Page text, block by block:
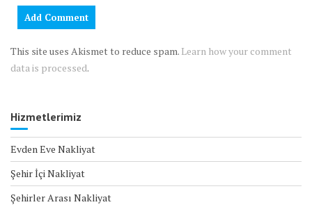
This site uses Akismet to reduce spam. Learn how your comment
data is processed.
Hizmetlerimiz
Evden Eve Nakliyat
Şehir İçi Nakliyat
Şehirler Arası Nakliyat